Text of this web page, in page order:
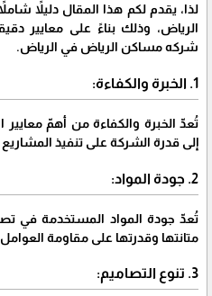
لذا، يقدم لكم هذا المقال دليلاً شاملاً
الرياض، وذلك بناءً على معايير
شركه مساكن الرياض في الرياض.
1. الخبرة والكفاءة:
تُعدّ الخبرة والكفاءة من أهمّ
إلى قدرة الشركة على تنفيذ المشاريع
2. جودة المواد:
تُعدّ جودة المواد المستخدمة في
متانتها وقدرتها على مقاومة العوامل
3. تنوع التصاميم: